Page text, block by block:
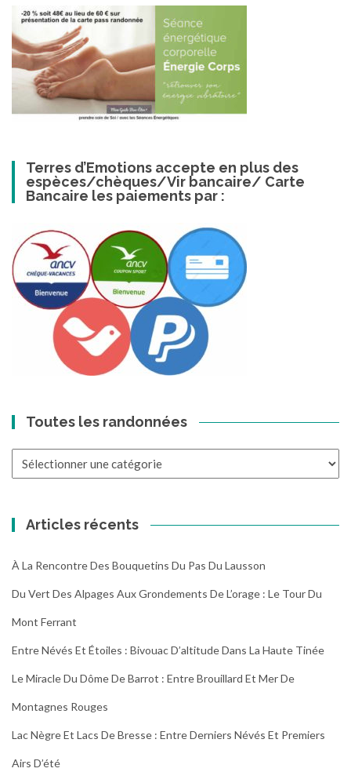
Terres d’Emotions accepte en plus des
espèces/chèques/Vir bancaire/ Carte
Bancaire les paiements par :
Toutes les randonnées
Articles récents
À La Rencontre Des Bouquetins Du Pas Du Lausson
Du Vert Des Alpages Aux Grondements De L’orage : Le Tour Du
Mont Ferrant
Entre Névés Et Étoiles : Bivouac D’altitude Dans La Haute Tinée
Le Miracle Du Dôme De Barrot : Entre Brouillard Et Mer De
Montagnes Rouges
Lac Nègre Et Lacs De Bresse : Entre Derniers Névés Et Premiers
Airs D’été